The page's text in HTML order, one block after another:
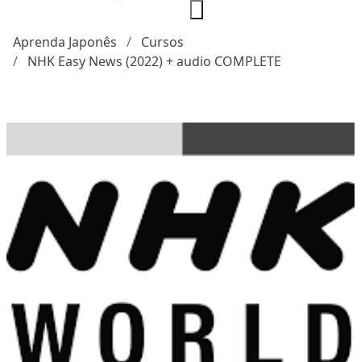
Aprenda Japonês
Cursos
NHK Easy News (2022) + audio COMPLETE